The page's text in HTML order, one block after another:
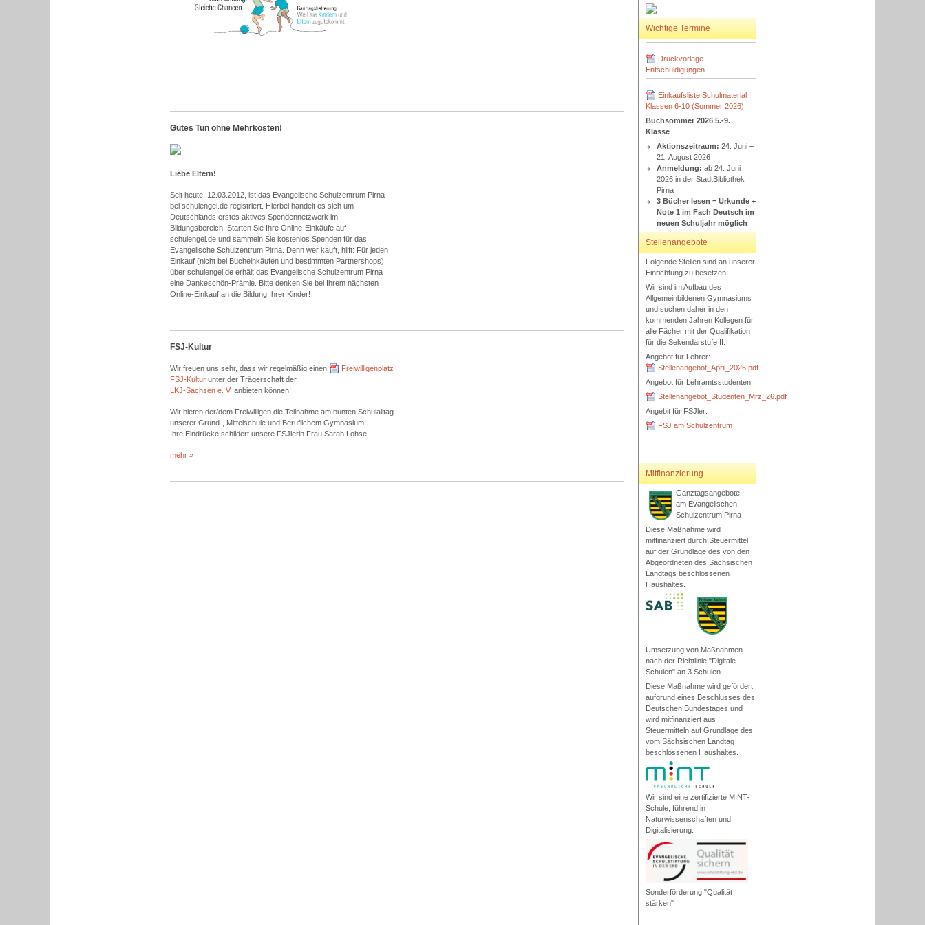
Gutes Tun ohne Mehrkosten!
;
Liebe Eltern!
Seit heute, 12.03.2012, ist das Evangelische Schulzentrum Pirna
bei schulengel.de registriert. Hierbei handelt es sich um
Deutschlands erstes aktives Spendennetzwerk im
Bildungsbereich. Starten Sie Ihre Online-Einkäufe auf
schulengel.de und sammeln Sie kostenlos Spenden für das
Evangelische Schulzentrum Pirna. Denn wer kauft, hilft: Für jeden
Einkauf (nicht bei Bucheinkäufen und bestimmten Partnershops)
über schulengel.de erhält das Evangelische Schulzentrum Pirna
eine Dankeschön-Prämie. Bitte denken Sie bei Ihrem nächsten
Online-Einkauf an die Bildung Ihrer Kinder!
FSJ-Kultur
Wir freuen uns sehr, dass wir regelmäßig einen
Freiwilligenplatz
FSJ-Kultur unter der Trägerschaft der
LKJ-Sachsen e. V. anbieten können!
Wir bieten der/dem Freiwilligen die Teilnahme am bunten Schulalltag
unserer Grund-, Mittelschule und Beruflichem Gymnasium.
Ihre Eindrücke schildert unsere FSJlerin Frau Sarah Lohse:
mehr »
Wichtige Termine
Druckvorlage
Entschuldigungen
Einkaufsliste Schulmaterial
Klassen 6-10 (Sommer 2026)
Buchsommer 2026 5.-9.
Klasse
Aktionszeitraum: 24. Juni –
21. August 2026
Anmeldung: ab 24. Juni
2026 in der StadtBibliothek
Pirna
3 Bücher lesen = Urkunde +
Note 1 im Fach Deutsch im
neuen Schuljahr möglich
Stellenangebote
Folgende Stellen sind an unserer
Einrichtung zu besetzen:
Wir sind im Aufbau des
Allgemeinbildenen Gymnasiums
und suchen daher in den
kommenden Jahren Kollegen für
alle Fächer mit der Qualifikation
für die Sekendarstufe II.
Angebot für Lehrer:
Stellenangebot_April_2026.pdf
Angebot für Lehramtsstudenten:
Stellenangebot_Studenten_Mrz_26.pdf
Angebit für FSJler:
FSJ am Schulzentrum
Mitfinanzierung
Ganztagsangebote
am Evangelischen
Schulzentrum Pirna
Diese Maßnahme wird
mitfinanziert durch Steuermittel
auf der Grundlage des von den
Abgeordneten des Sächsischen
Landtags beschlossenen
Haushaltes.
Umsetzung von Maßnahmen
nach der Richtlinie "Digitale
Schulen" an 3 Schulen
Diese Maßnahme wird gefördert
aufgrund eines Beschlusses des
Deutschen Bundestages und
wird mitfinanziert aus
Steuermitteln auf Grundlage des
vom Sächsischen Landtag
beschlossenen Haushaltes.
Wir sind eine zertifizierte MINT-
Schule, führend in
Naturwissenschaften und
Digitalisierung.
Sonderförderung "Qualität
stärken"